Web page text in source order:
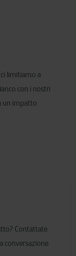
limitiamo a
con i nostri
un impatto
Contattate
conversazione.